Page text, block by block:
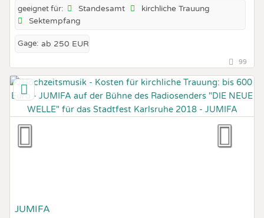
geeignet für: Standesamt
kirchliche Trauung
Sektempfang
Gage: ab 250 EUR
99
JUMIFA